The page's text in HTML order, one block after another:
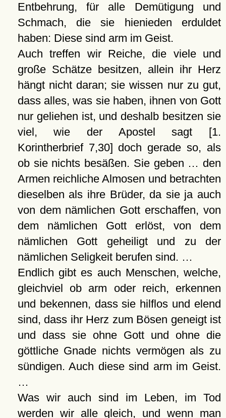
Entbehrung, für alle Demütigung und
Schmach, die sie hienieden erduldet
haben: Diese sind arm im Geist.
Auch treffen wir Reiche, die viele und
große Schätze besitzen, allein ihr Herz
hängt nicht daran; sie wissen nur zu gut,
dass alles, was sie haben, ihnen von Gott
nur geliehen ist, und deshalb besitzen sie
viel, wie der Apostel sagt [1.
Korintherbrief 7,30] doch gerade so, als
ob sie nichts besäßen. Sie geben … den
Armen reichliche Almosen und betrachten
dieselben als ihre Brüder, da sie ja auch
von dem nämlichen Gott erschaffen, von
dem nämlichen Gott erlöst, von dem
nämlichen Gott geheiligt und zu der
nämlichen Seligkeit berufen sind. …
Endlich gibt es auch Menschen, welche,
gleichviel ob arm oder reich, erkennen
und bekennen, dass sie hilflos und elend
sind, dass ihr Herz zum Bösen geneigt ist
und dass sie ohne Gott und ohne die
göttliche Gnade nichts vermögen als zu
sündigen. Auch diese sind arm im Geist.
…
Was wir auch sind im Leben, im Tod
werden wir alle gleich, und wenn man